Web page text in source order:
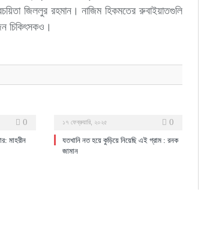
জিললুর রহমান। নাজিম হিকমতের রুবাইয়াতগুলি
চিকিৎসকও।
0
মাহরীন
১৭ ফেব্রুয়ারি, ২০২৫ 0
যতখানি নত হয়ে কুড়িয়ে নিয়েছি এই গ্রাম : রনক
জামান